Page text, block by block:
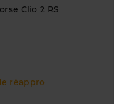
Clio 2 RS
réappro